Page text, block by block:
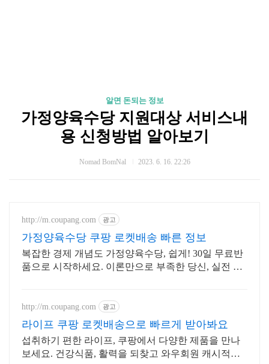
알면 돈되는 정보
가정양육수당 지원대상 서비스내
용 신청방법 알아보기
Nomad BomNal 2023. 6. 16. 22:26
http://m.coupang.com 광고
가정양육수당 쿠팡 로켓배송 빠른 정보
복잡한 경제 개념도 가정양육수당, 쉽게! 30일 무료반
품으로 시작하세요. 이론만으로 부족한 당신, 실전 투
http://m.coupang.com 광고
라이프 쿠팡 로켓배송으로 빠르게 받아봐요
섭취하기 편한 라이프, 쿠팡에서 다양한 제품을 만나
보세요. 건강식품, 활력을 되찾고 와우회원 캐시적립